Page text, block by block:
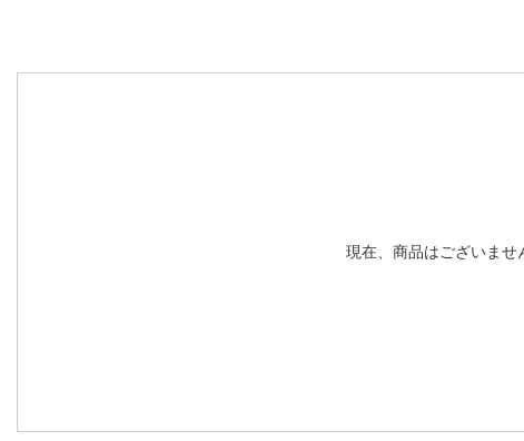
現在、商品はございませ